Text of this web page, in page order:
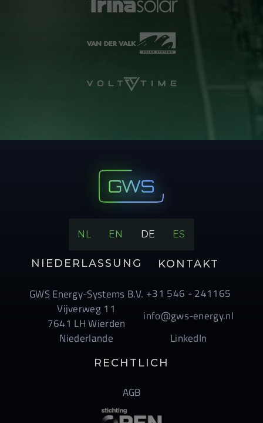
NL EN DE ES
NIEDERLASSUNG
GWS Energy-Systems B.V.
Vijverweg 11
7641 LH Wierden
Niederlande
KONTAKT
+31 546 - 241165
info@gws-energy.nl
LinkedIn
RECHTLICH
AGB